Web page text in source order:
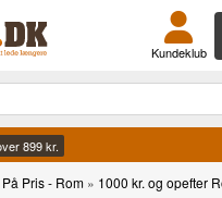
Kundeklub
Ejet og drevet i Danmark
Pris - Rom » 1000 kr. og opefter